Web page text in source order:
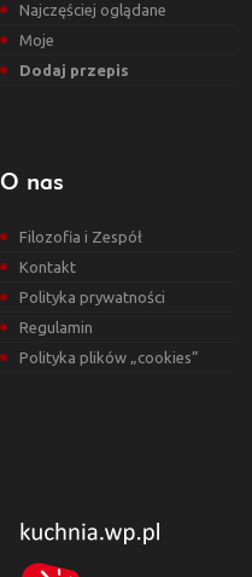
Najczęściej oglądane
Moje
Dodaj przepis
O nas
Filozofia i Zespół
Kontakt
Polityka prywatności
Regulamin
Polityka plików „cookies”